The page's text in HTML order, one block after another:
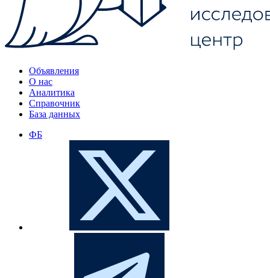
Объявления
О нас
Аналитика
Справочник
База данных
ФБ